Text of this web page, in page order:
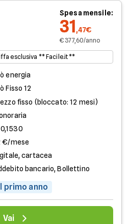
Spesa mensile:
31,47€
€ 377,60/anno
esclusiva ** Facile.it **
energia
Fisso 12
fisso (bloccato: 12 mesi)
€/mese
cartacea
bancario, Bollettino
primo anno
Vai